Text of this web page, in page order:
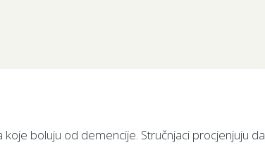
boluju od demencije. Stručnjaci procjenjuju da